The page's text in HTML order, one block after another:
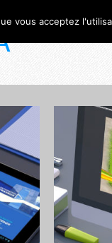
vous acceptez